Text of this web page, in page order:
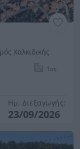
Χαλκιδικής
1ος
Ημ. Διεξαγωγής:
23/09/2026